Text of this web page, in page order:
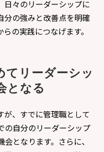
日々のリーダーシップに
分の強みと改善点を明確
の実践につなげます。
てリーダーシッ
となる
が、すでに管理職として
の自分のリーダーシップ
となります。さらに、